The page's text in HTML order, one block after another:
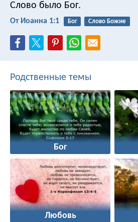
Слово было Бог.
От Иоанна 1:1 Бог Слово Божие
Родственные темы
Бог
Любовь